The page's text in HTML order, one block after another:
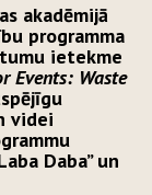
akadēmijā
programma
ietekme
Events: Waste
videi
Daba” un